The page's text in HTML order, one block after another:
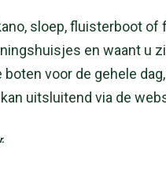
sloep, fluisterboot of
en waant u
voor de gehele
uitsluitend via de